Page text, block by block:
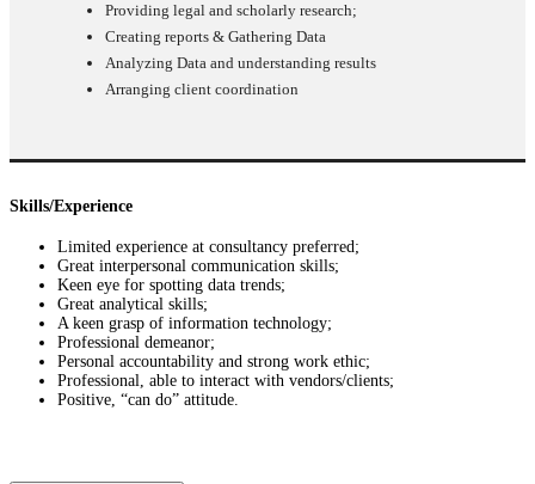
Providing legal and scholarly research;
Creating reports & Gathering Data
Analyzing Data and understanding results
Arranging client coordination
Skills/Experience
Limited experience at consultancy preferred;
Great interpersonal communication skills;
Keen eye for spotting data trends;
Great analytical skills;
A keen grasp of information technology;
Professional demeanor;
Personal accountability and strong work ethic;
Professional, able to interact with vendors/clients;
Positive, “can do” attitude.